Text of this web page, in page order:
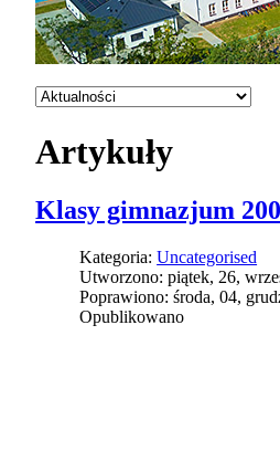
Artykuły
Klasy gimnazjum
Kategoria:Uncategorised
Utworzono: piątek, 26,
Poprawiono: środa, 04,
Opublikowano